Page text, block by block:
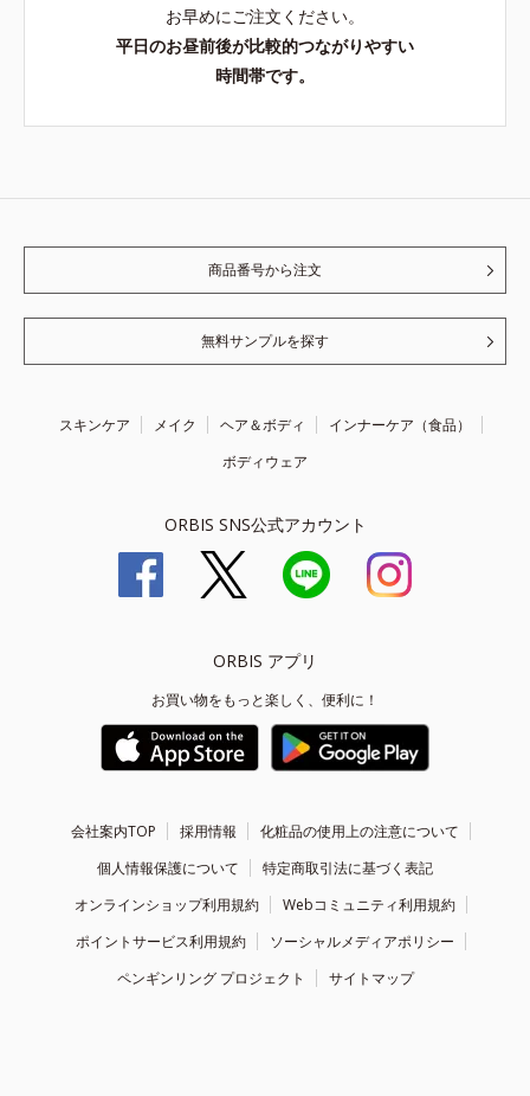
お早めにご注文ください。
平日のお昼前後が比較的つながりやすい
時間帯です。
商品番号から注文
無料サンプルを探す
スキンケア メイク ヘア＆ボディ
インナーケア（食品）
ボディウェア
ORBIS SNS公式アカウント
ORBIS アプリ
お買い物をもっと楽しく、便利に！
会社案内TOP 採用情報
化粧品の使用上の注意について
個人情報保護について
特定商取引法に基づく表記
オンラインショップ利用規約
Webコミュニティ利用規約
ポイントサービス利用規約
ソーシャルメディアポリシー
ペンギンリング プロジェクト
サイトマップ